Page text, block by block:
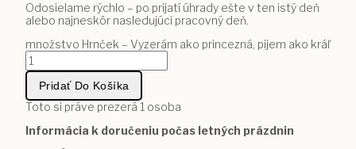
Odosielame rýchlo – po prijatí úhrady ešte v ten istý deň
alebo najneskôr nasledujúci pracovný deň.
množstvo Hrnček – Vyzerám ako princezná, pijem ako kráľ
Pridať Do Košíka
Toto si práve prezerá 1 osoba
Informácia k doručeniu počas letných prázdnin